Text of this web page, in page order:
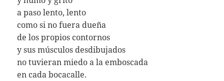
a paso lento, lento
como si no fuera dueña
de los propios contornos
y sus músculos desdibujados
no tuvieran miedo a la emboscada
en cada bocacalle.